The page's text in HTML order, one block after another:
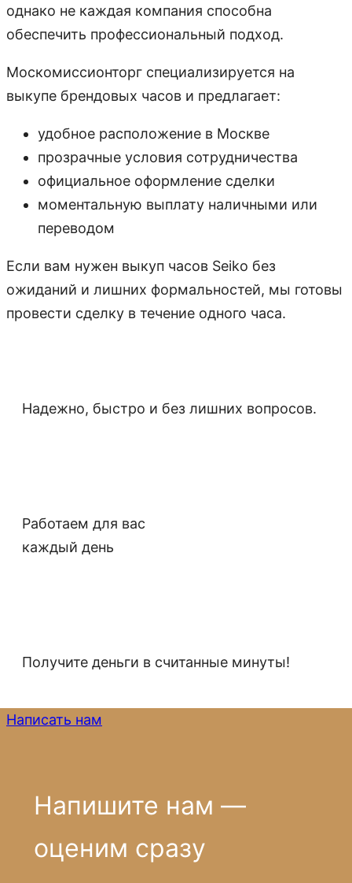
однако не каждая компания способна
обеспечить профессиональный подход.
Москомиссионторг специализируется на
выкупе брендовых часов и предлагает:
удобное расположение в Москве
прозрачные условия сотрудничества
официальное оформление сделки
моментальную выплату наличными или
переводом
Если вам нужен выкуп часов Seiko без
ожиданий и лишних формальностей, мы готовы
провести сделку в течение одного часа.
Надежно, быстро и без лишних вопросов.
Работаем для вас
каждый день
Получите деньги в считанные минуты!
Написать нам
Напишите нам —
оценим сразу